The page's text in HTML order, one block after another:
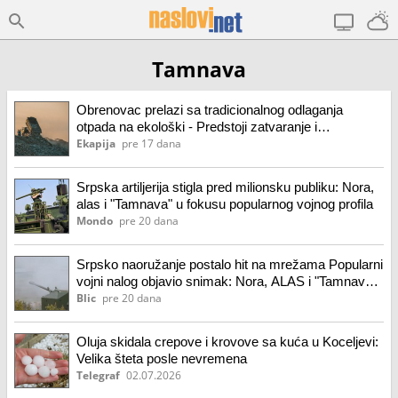
Tamnava
Obrenovac prelazi sa tradicionalnog odlaganja
otpada na ekološki - Predstoji zatvaranje i
rekultivacija deponije "Grebača"
Ekapija pre 17 dana
Srpska artiljerija stigla pred milionsku publiku: Nora,
alas i "Tamnava" u fokusu popularnog vojnog profila
Mondo pre 20 dana
Srpsko naoružanje postalo hit na mrežama Popularni
vojni nalog objavio snimak: Nora, ALAS i "Tamnava"
osvanuli na milionskoj stranici (video)
Blic pre 20 dana
Oluja skidala crepove i krovove sa kuća u Koceljevi:
Velika šteta posle nevremena
Telegraf 02.07.2026